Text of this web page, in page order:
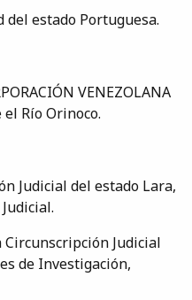
del estado Portuguesa.
VENEZOLANA
Río Orinoco.
Judicial del estado Lara,
Judicial
de Investigación,